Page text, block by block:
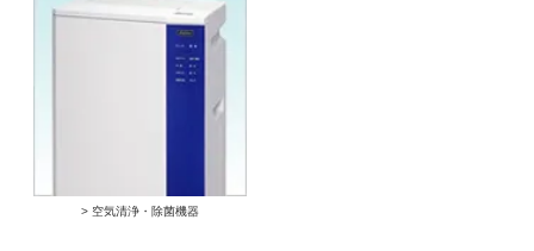
> 空気清浄・除菌機器